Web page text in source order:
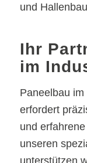
und
Ihr
im
Paneelbau
erfordert
und
unseren